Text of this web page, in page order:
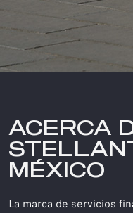
ACERCA
MÉXICO
La marca de servicios